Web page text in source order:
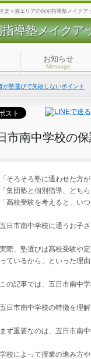
々園エリアの個別指導塾メイク
導塾メイク
お知らせ
Message
が塾選びで失敗しないポイント
市南中学校の
「そろそろ塾に通わせた方
「集団塾と個別指導、どち
「高校受験を考えると、い
五日市南中学校に通うお子
実際、塾選びは高校受験や
っているから」といった理
この記事では、五日市南中
五日市南中学校の特徴を理
まず重要なのは、五日市南
学校によって授業の進み方